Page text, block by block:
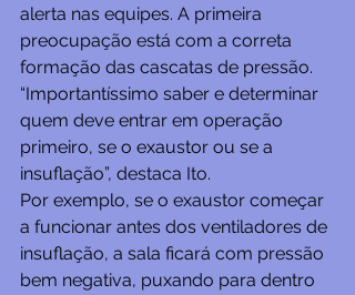
alerta nas equipes. A primeira
preocupação está com a correta
formação das cascatas de pressão.
“Importantíssimo saber e determinar
quem deve entrar em operação
primeiro, se o exaustor ou se a
insuflação”, destaca Ito.
Por exemplo, se o exaustor começar
a funcionar antes dos ventiladores de
insuflação, a sala ficará com pressão
bem negativa, puxando para dentro